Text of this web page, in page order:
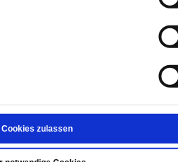
Cookies zulassen
Mitarbeiter aus
des Bistums Chicago